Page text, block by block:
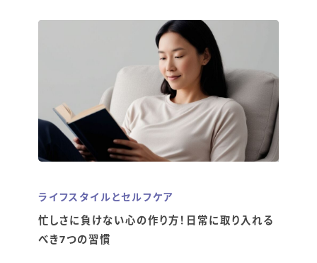
ライフスタイルとセルフケア
忙しさに負けない心の作り方！日常に取り入れる
べき7つの習慣